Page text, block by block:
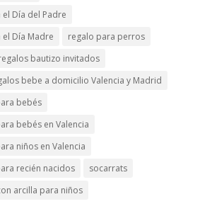
Día del Padre
Día Madre
regalo para perros
bautizo invitados
bebe a domicilio Valencia y Madrid
bebés
bebés en Valencia
niños en Valencia
recién nacidos
socarrats
arcilla para niños